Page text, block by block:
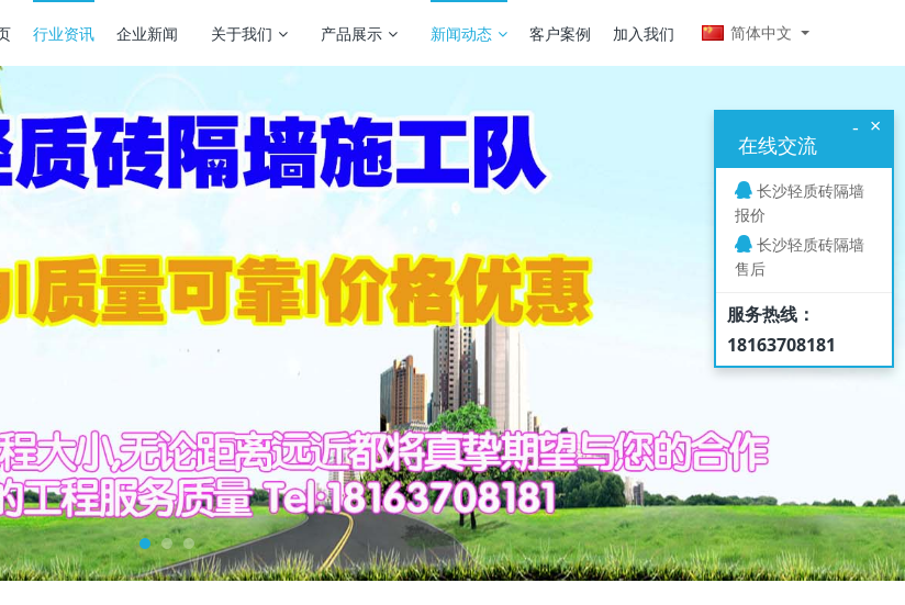
简体中文
行业资讯 企业新闻 关于我们 产品展示 新闻动态 客户案例 加入我们
×
-
在线交流
长沙轻质砖隔墙
报价
长沙轻质砖隔墙
售后
服务热线：
18163708181